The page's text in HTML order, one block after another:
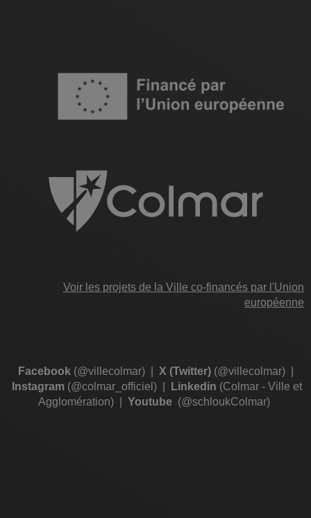
Image
Voir les projets de la Ville co-financés par l'Union
européenne
Facebook(@villecolmar)| X (Twitter)(@villecolmar)|
Instagram (@colmar_officiel) Linkedin (Colmar - Ville et
Agglomération)
Youtube (@schloukColmar)